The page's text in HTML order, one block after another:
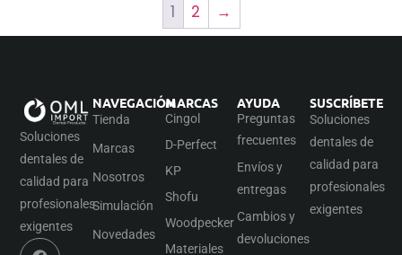
1 2 →
Soluciones
dentales de
calidad para
profesionales
exigentes
NAVEGACIÓN
Tienda
Marcas
Nosotros
Simulación
Novedades
MARCAS
Cingol
D-Perfect
KP
Shofu
Woodpecker
Materiales
AYUDA
Preguntas
frecuentes
Envíos y
entregas
Cambios y
devoluciones
SUSCRÍBETE
Soluciones
dentales de
calidad para
profesionales
exigentes